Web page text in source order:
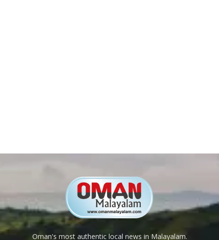
Oman's most authentic local news in Malayalam.